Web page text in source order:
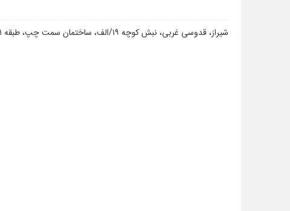
شیراز، قدوسی غربی، نبش کوچه ۱۹/الف، ساختمان سمت چپ، طبقه ۱ واحد ۳